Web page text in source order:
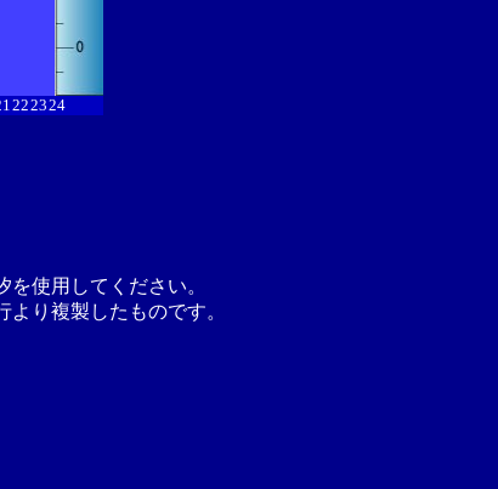
222324
使用してください。
り複製したものです。